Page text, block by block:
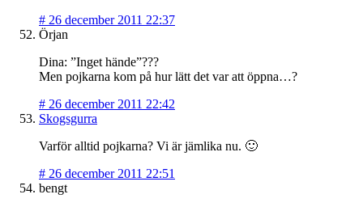
# 26 december 2011 22:37
Örjan
Dina: ”Inget hände”???
Men pojkarna kom på hur lätt det var att öppna…?
# 26 december 2011 22:42
Skogsgurra
Varför alltid pojkarna? Vi är jämlika nu. 🙂
# 26 december 2011 22:51
bengt